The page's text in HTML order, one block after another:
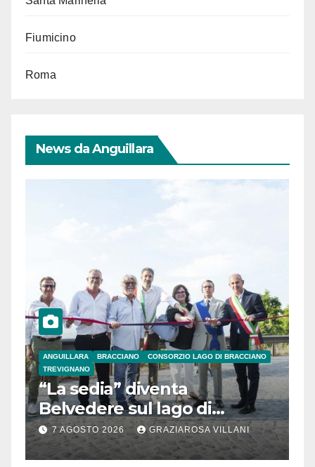
Fiumicino
Roma
News da Anguillara
ANGUILLARA BRACCIANO
CONSORZIO LAGO DI BRACCIANO
TREVIGNANO
“La sedia” diventa
Belvedere sul lago di
Bracciano: ieri
l’inaugurazione
7 AGOSTO 2026 GRAZIAROSA VILLANI